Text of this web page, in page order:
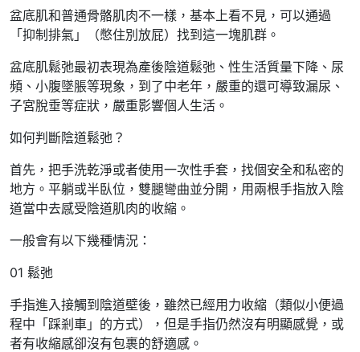
盆底肌和普通骨骼肌肉不一樣，基本上看不見，可以通過
「抑制排氣」（憋住別放屁）找到這一塊肌群。
盆底肌鬆弛最初表現為產後陰道鬆弛、性生活質量下降、尿
頻、小腹墜脹等現象，到了中老年，嚴重的還可導致漏尿、
子宮脫垂等症狀，嚴重影響個人生活。
如何判斷陰道鬆弛？
首先，把手洗乾淨或者使用一次性手套，找個安全和私密的
地方。平躺或半臥位，雙腿彎曲並分開，用兩根手指放入陰
道當中去感受陰道肌肉的收縮。
一般會有以下幾種情況：
01 鬆弛
手指進入接觸到陰道壁後，雖然已經用力收縮（類似小便過
程中「踩剎車」的方式），但是手指仍然沒有明顯感覺，或
者有收縮感卻沒有包裹的舒適感。